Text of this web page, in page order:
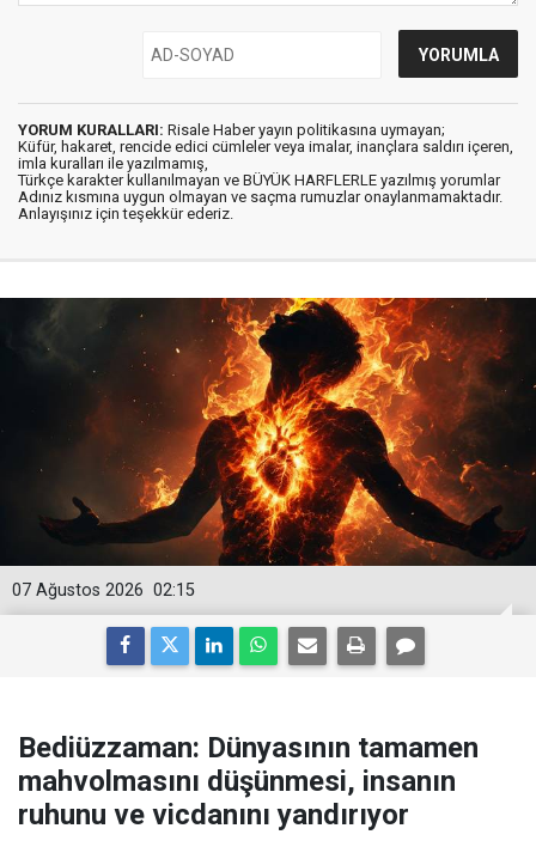
YORUM KURALLARI: Risale Haber yayın politikasına uymayan;
Küfür, hakaret, rencide edici cümleler veya imalar, inançlara saldırı içeren,
imla kuralları ile yazılmamış,
Türkçe karakter kullanılmayan ve BÜYÜK HARFLERLE yazılmış yorumlar
Adınız kısmına uygun olmayan ve saçma rumuzlar onaylanmamaktadır.
Anlayışınız için teşekkür ederiz.
02:15
07 Ağustos 2026
Bediüzzaman: Dünyasının tamamen
mahvolmasını düşünmesi, insanın
ruhunu ve vicdanını yandırıyor